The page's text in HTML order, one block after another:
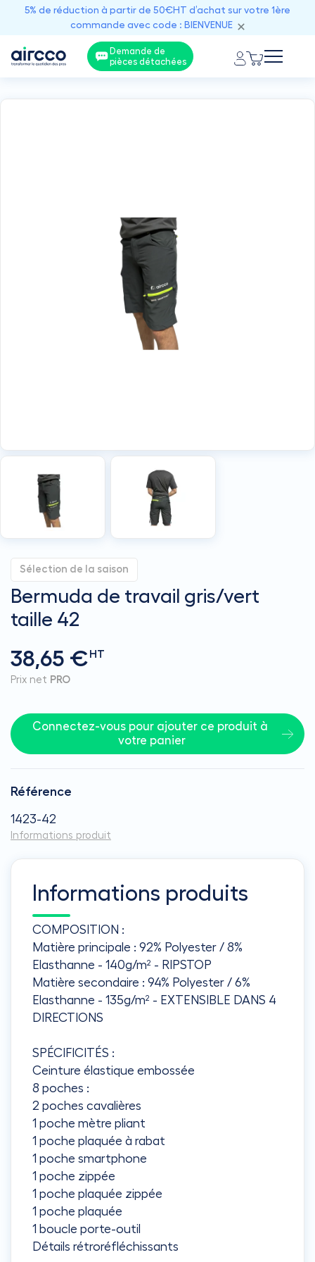
5% de réduction à partir de 50€HT d’achat sur votre 1ère
commande avec code : BIENVENUE
Demande de
pièces détachées
Sélection de la saison
Bermuda de travail gris/vert
taille 42
38,65 €HT
Prix net PRO
Connectez-vous pour ajouter ce produit à
votre panier
Référence
1423-42
Informations produit
Informations produits
COMPOSITION :
Matière principale : 92% Polyester / 8%
Elasthanne - 140g/m² - RIPSTOP
Matière secondaire : 94% Polyester / 6%
Elasthanne - 135g/m² - EXTENSIBLE DANS 4
DIRECTIONS
SPÉCIFICITÉS :
Ceinture élastique embossée
8 poches :
2 poches cavalières
1 poche mètre pliant
1 poche plaquée à rabat
1 poche smartphone
1 poche zippée
1 poche plaquée zippée
1 poche plaquée
1 boucle porte-outil
Détails rétroréfléchissants